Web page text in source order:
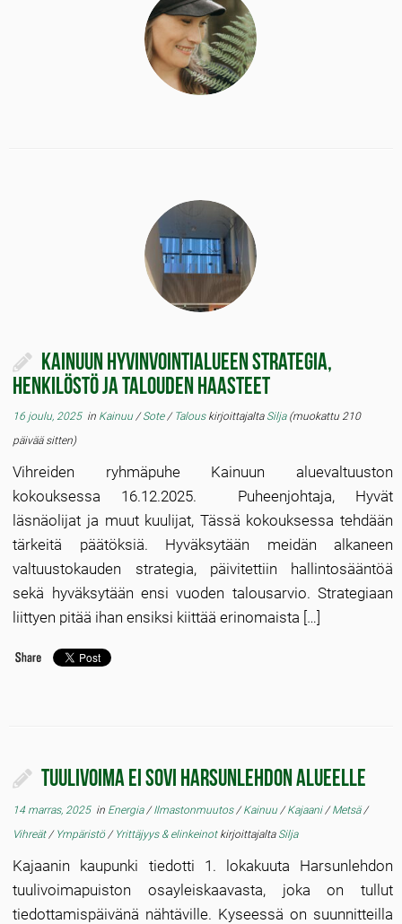
Kainuun hyvinvointialueen strategia,
henkilöstö ja talouden haasteet
16 joulu, 2025in Kainuu/Sote/ Talous kirjoittajalta Silja(muokattu 210
päivää sitten)
Vihreiden ryhmäpuhe Kainuun aluevaltuuston
kokouksessa 16.12.2025. Puheenjohtaja, Hyvät
läsnäolijat ja muut kuulijat, Tässä kokouksessa tehdään
tärkeitä päätöksiä. Hyväksytään meidän alkaneen
valtuustokauden strategia, päivitettiin hallintosääntöä
sekä hyväksytään ensi vuoden talousarvio. Strategiaan
liittyen pitää ihan ensiksi kiittää erinomaista […]
Tuulivoima ei sovi Harsunlehdon alueelle
14 marras, 2025in Energia/Ilmastonmuutos/Kainuu/Kajaani/Metsä/
Vihreät/ Ympäristö/ Yrittäjyys & elinkeinot kirjoittajalta Silja
Kajaanin kaupunki tiedotti 1. lokakuuta Harsunlehdon
tuulivoimapuiston osayleiskaavasta, joka on tullut
tiedottamispäivänä nähtäville. Kyseessä on suunnitteilla